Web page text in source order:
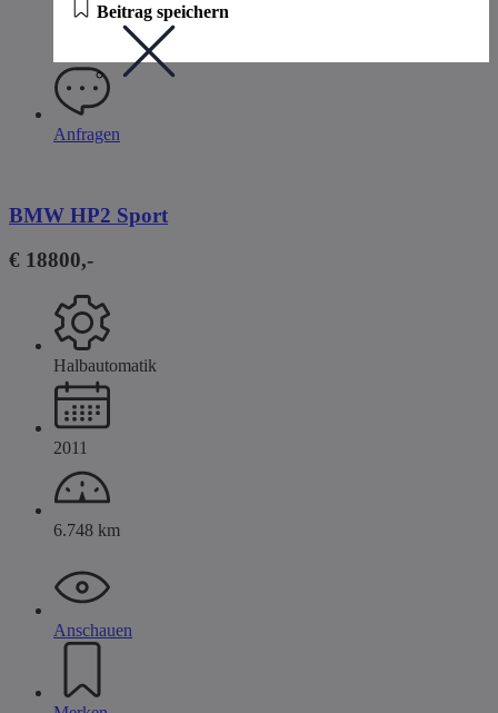
Beitrag speichern
Anfragen
BMW HP2 Sport
€ 18800,-
Halbautomatik
2011
6.748 km
Anschauen